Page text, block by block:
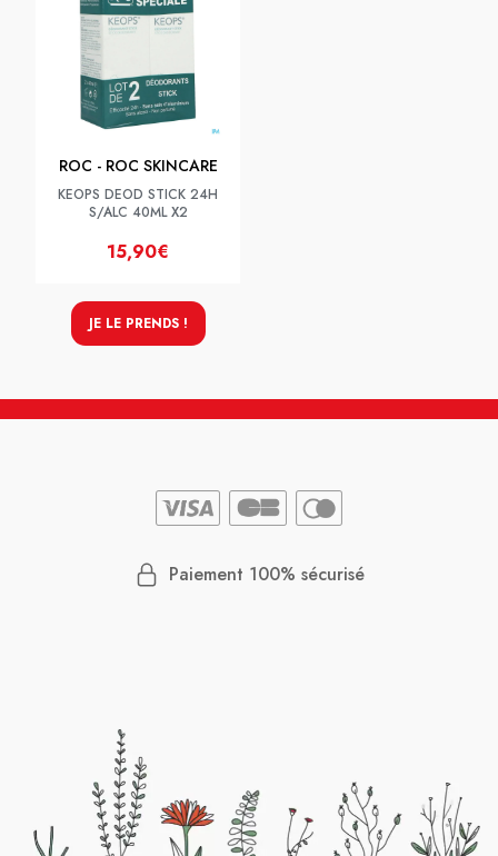
ROC - ROC SKINCARE
KEOPS DEOD STICK 24H
S/ALC 40ML X2
15,90€
JE LE PRENDS !
Paiement 100% sécurisé